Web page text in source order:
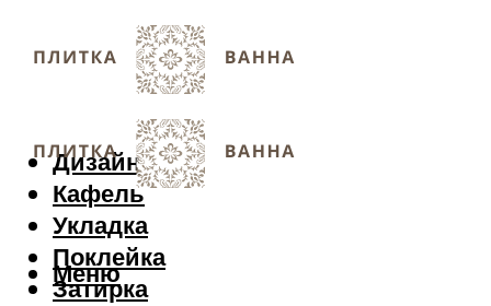
Дизайн
Кафель
Укладка
Поклейка
Затирка
Меню